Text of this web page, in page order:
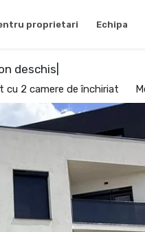
proprietari Echipa
deschis|
cu 2 camere de închiriat